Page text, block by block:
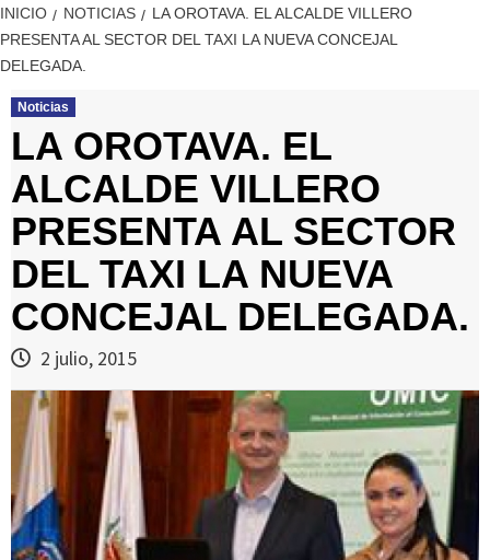
INICIO NOTICIAS
LA OROTAVA. EL ALCALDE VILLERO
PRESENTA AL SECTOR DEL TAXI LA NUEVA CONCEJAL
DELEGADA.
Noticias
LA OROTAVA. EL
ALCALDE VILLERO
PRESENTA AL SECTOR
DEL TAXI LA NUEVA
CONCEJAL DELEGADA.
2 julio, 2015